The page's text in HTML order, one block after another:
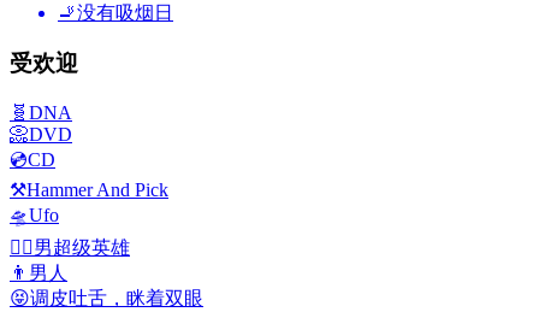
🚬没有吸烟日
受欢迎
🧬 DNA
📀DVD
💿CD
⚒️Hammer And Pick
🛸Ufo
🦸‍♂️男超级英雄
👨 男人
😝调皮吐舌，眯着双眼